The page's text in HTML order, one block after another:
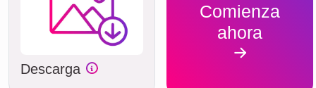
Descarga
Comienza
ahora